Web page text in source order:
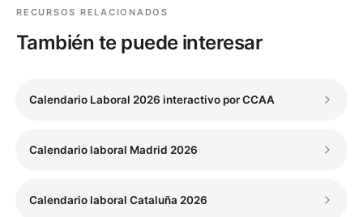
RECURSOS RELACIONADOS
También te puede interesar
Calendario Laboral 2026 interactivo por CCAA
Calendario laboral Madrid 2026
Calendario laboral Cataluña 2026